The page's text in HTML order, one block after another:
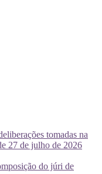
tomadas na
27 de julho de 2026
do júri de